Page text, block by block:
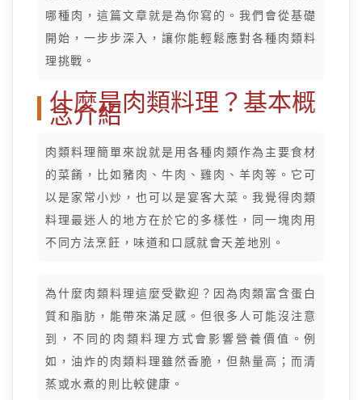
哪種肉，這篇文章就是為你寫的。我們會從基礎
開始，一步步深入，讓你能輕鬆應對各種肉類料
理挑戰。
什麼是肉類料理？基本概
念介紹
肉類料理簡單來說就是用各種肉類作為主要食材
的菜餚，比如豬肉、牛肉、雞肉、羊肉等。它可
以是家常小炒，也可以是宴客大菜。我覺得肉類
料理最迷人的地方在於它的多樣性，同一塊肉用
不同方法烹飪，味道和口感就會天差地別。
為什麼肉類料理這麼受歡迎？因為肉類富含蛋白
質和脂肪，能帶來滿足感。但很多人可能沒注意
到，不同的肉類料理方式會影響營養價值。例
如，油炸的肉類料理雖然香脆，但熱量高；而清
蒸或水煮的則比較健康。